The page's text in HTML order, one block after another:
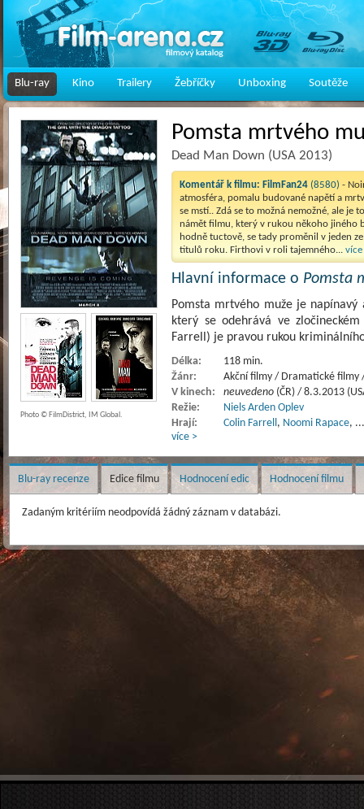
Blu-ray Kino Trailery Žebříčky Unboxing Soutěže
Pomsta mrtvého
Dead Man Down (USA 2013)
Komentář k filmu: FilmFan24 (8580) -
atmosféra, pomalu budované napětí a
se mstí.. Zdá se to možná nemožné, ale je
námět filmu, který v rukou někoho jiného
hodně tuctově, se tady proměnil v jeden
titulů roku. Firthovi v roli tajemného... více
Hlavní informace o Pomsta
Pomsta mrtvého muže je
který se odehrává ve
Farrell) je pravou rukou
Délka:
118 min.
Žánr:
Akční filmy / Dramatické filmy
V kinech:
neuvedeno (ČR) / 8.3.2013
Režie:
Niels Arden Oplev
Hrají:
Colin Farrell , Noomi Rapace,
více >
Photo © FilmDistrict, IM Global.
Blu-ray recenze Edice filmu Hodnocení edic Hodnocení filmu
Zadaným kritériím neodpovídá žádný záznam v databázi.